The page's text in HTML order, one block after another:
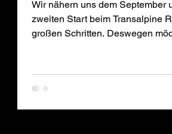
Wir nähern uns dem September
zweiten Start beim Transalpine
großen Schritten. Deswegen